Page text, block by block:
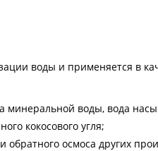
воды и применяется в
минеральной воды, вода
кокосового угля;
осмоса других